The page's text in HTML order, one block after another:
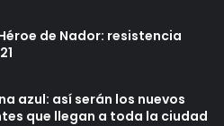
de Nador: resistencia
azul: así serán los nuevos
que llegan a toda la ciudad